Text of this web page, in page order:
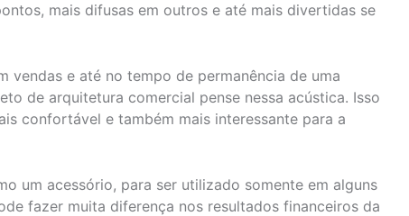
mais difusas em outros e até mais divertidas se
vendas e até no tempo de permanência de uma
de arquitetura comercial pense nessa acústica. Isso
confortável e também mais interessante para a
um acessório, para ser utilizado somente em alguns
fazer muita diferença nos resultados financeiros da